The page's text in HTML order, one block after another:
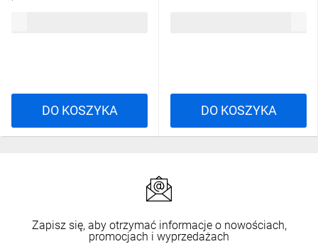
DO KOSZYKA DO KOSZYKA
Zapisz się, aby otrzymać informacje o nowościach,
promocjach i wyprzedażach